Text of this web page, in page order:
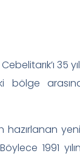
35
bölge
hazırlanan
Böylece